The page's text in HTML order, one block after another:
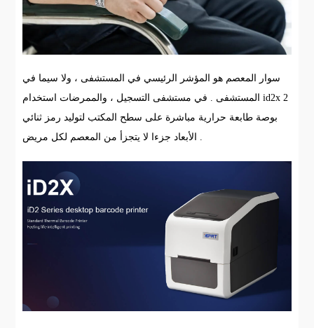
سوار المعصم هو المؤشر الرئيسي في المستشفى ، ولا سيما في
المستشفى . في مستشفى التسجيل ، والممرضات استخدام id2x 2
بوصة طابعة حرارية مباشرة على سطح المكتب لتوليد رمز ثنائي